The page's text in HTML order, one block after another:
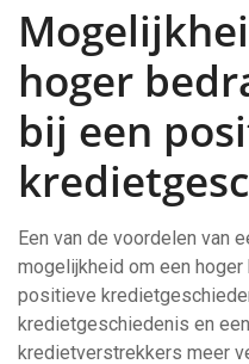
hoger
bij een
Een van de voordelen van
mogelijkheid om een
positieve
kredietgeschiedenis en
kredietverstrekkers meer